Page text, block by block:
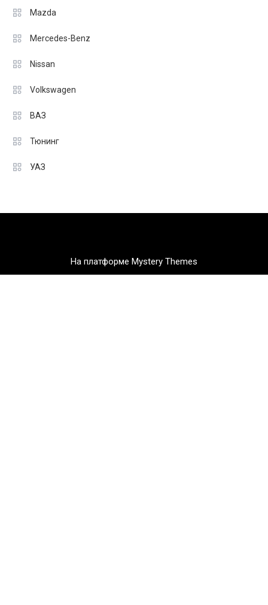
Mazda
Mercedes-Benz
Nissan
Volkswagen
ВАЗ
Тюнинг
УАЗ
На платформе Mystery Themes